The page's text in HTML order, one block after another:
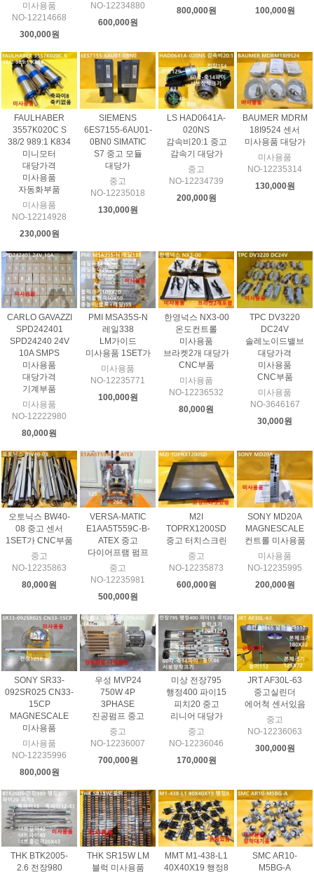
미사용품
NO-12214668
300,000원
NO-12234880
600,000원
800,000원
100,000원
FAULHABER
3557K020C S
38/2 989:1 K834
미니모터
대당가격
미사용품
자동화부품
미사용품
NO-12214928
230,000원
SIEMENS
6ES7155-6AU01-
0BN0 SIMATIC
S7 중고 모듈
대당가
중고
NO-12235018
130,000원
LS HAD0641A-
020NS
감속비20:1 중고
감속기 대당가
중고
NO-12234739
200,000원
BAUMER MDRM
18I9524 센서
미사용품 대당가
미사용품
NO-12235314
130,000원
CARLO GAVAZZI
SPD242401
SPD24240 24V
10A SMPS
미사용품
대당가격
기계부품
미사용품
NO-12222980
80,000원
PMI MSA35S-N
레일338
LM가이드
미사용품 1SET가
미사용품
NO-12235771
100,000원
한영넉스 NX3-00
온도컨트롤
미사용품
브라켓2개 대당가
CNC부품
미사용품
NO-12236532
80,000원
TPC DV3220
DC24V
솔레노이드밸브
대당가격
미사용품
CNC부품
미사용품
NO-3646167
30,000원
오토닉스 BW40-
08 중고 센서
1SET가 CNC부품
중고
NO-12235863
80,000원
VERSA-MATIC
E1AA5T559C-B-
ATEX 중고
다이어프램 펌프
중고
NO-12235981
500,000원
M2I
TOPRX1200SD
중고 터치스크린
중고
NO-12235873
600,000원
SONY MD20A
MAGNESCALE
컨트롤 미사용품
미사용품
NO-12235995
200,000원
SONY SR33-
092SR025 CN33-
15CP
MAGNESCALE
미사용품
미사용품
NO-12235996
800,000원
우성 MVP24
750W 4P
3PHASE
진공펌프 중고
중고
NO-12236007
700,000원
미상 전장795
행정400 파이15
피치20 중고
리니어 대당가
중고
NO-12236046
170,000원
JRT AF30L-63
중고실린더
에어척 센서있음
중고
NO-12236063
300,000원
THK BTK2005-
2.6 전장980
THK SR15W LM
블럭 미사용품
MMT M1-438-L1
40X40X19 행정8
SMC AR10-
M5BG-A